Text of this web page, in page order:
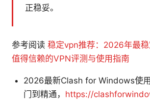
正稳妥。
参考阅读 稳定vpn推荐：2026年最
值得信赖的VPN评测与使用指南
2026最新Clash for Windows使
门到精通， https://